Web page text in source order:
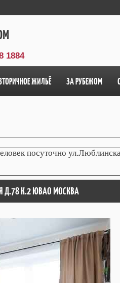
1884
ЖИЛЬЁ ЗА РУБЕЖОМ
посуточно
Д.78 К.2 ЮВАО МОСКВА